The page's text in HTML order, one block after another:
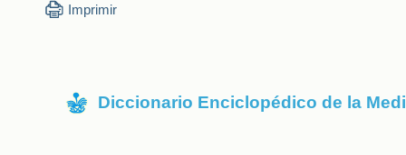
Imprimir
Diccionario Enciclopédico de la